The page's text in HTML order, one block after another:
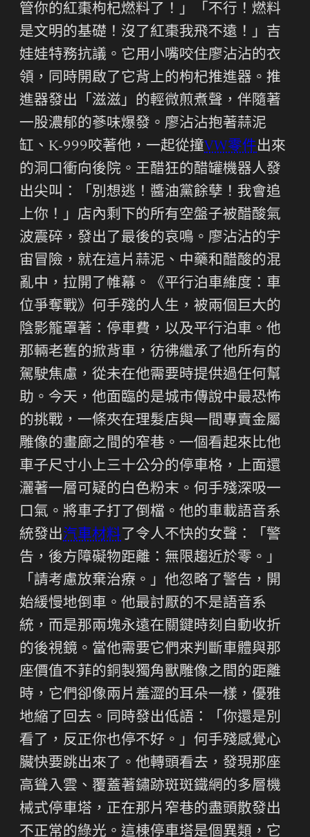
管你的紅棗枸杞燃料了！」「不行！燃料
是文明的基礎！沒了紅棗我飛不遠！」吉
娃娃特務抗議。它用小嘴咬住廖沾沾的衣
領，同時開啟了它背上的枸杞推進器。推
進器發出「滋滋」的輕微煎煮聲，伴隨著
一股濃郁的蔘味爆發。廖沾沾抱著蒜泥
缸、K-999咬著他，一起從撞VW零件出來
的洞口衝向後院。王醋狂的醋罐機器人發
出尖叫：「別想逃！醬油黨餘孽！我會追
上你！」店內剩下的所有空盤子被醋酸氣
波震碎，發出了最後的哀鳴。廖沾沾的宇
宙冒險，就在這片蒜泥、中藥和醋酸的混
亂中，拉開了帷幕。《平行泊車維度：車
位爭奪戰》何手殘的人生，被兩個巨大的
陰影籠罩著：停車費，以及平行泊車。他
那輛老舊的掀背車，彷彿繼承了他所有的
駕駛焦慮，從未在他需要時提供過任何幫
助。今天，他面臨的是城市傳說中最恐怖
的挑戰，一條夾在理髮店與一間專賣金屬
雕像的畫廊之間的窄巷。一個看起來比他
車子尺寸小上三十公分的停車格，上面還
灑著一層可疑的白色粉末。何手殘深吸一
口氣。將車子打了倒檔。他的車載語音系
統發出汽車材料 了令人不快的女聲：「警
告，後方障礙物距離：無限趨近於零。」
「請考慮放棄治療。」他忽略了警告，開
始緩慢地倒車。他最討厭的不是語音系
統，而是那兩塊永遠在關鍵時刻自動收折
的後視鏡。當他需要它們來判斷車體與那
座價值不菲的銅製獨角獸雕像之間的距離
時，它們卻像兩片羞澀的耳朵一樣，優雅
地縮了回去。同時發出低語：「你還是別
看了，反正你也停不好。」何手殘感覺心
臟快要跳出來了。他轉頭看去，發現那座
高聳入雲、覆蓋著鏽跡斑斑鐵網的多層機
械式停車塔，正在那片窄巷的盡頭散發出
不正常的綠光。這棟停車塔是個異類，它